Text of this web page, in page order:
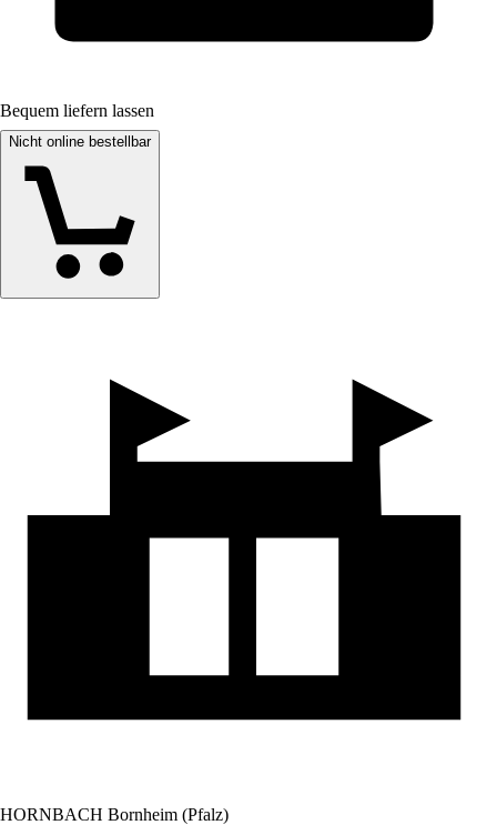
Bequem liefern lassen
Nicht online bestellbar
HORNBACH Bornheim (Pfalz)